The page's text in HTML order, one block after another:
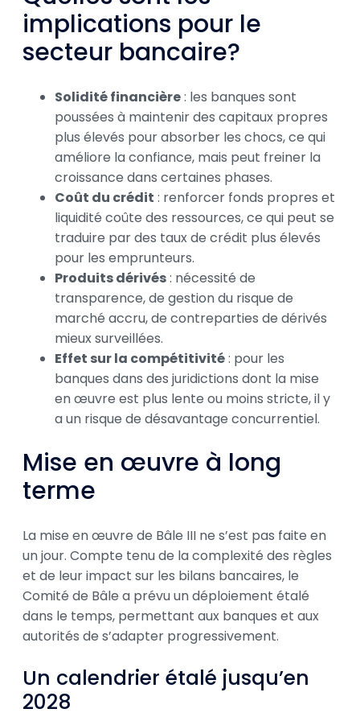
implications pour le
secteur bancaire?
Solidité financière: les banques sont
poussées à maintenir des capitaux propres
plus élevés pour absorber les chocs, ce qui
améliore la confiance, mais peut freiner la
croissance dans certaines phases.
Coût du crédit : renforcer fonds propres et
liquidité coûte des ressources, ce qui peut se
traduire par des taux de crédit plus élevés
pour les emprunteurs.
Produits dérivés: nécessité de
transparence, de gestion du risque de
marché accru, de contreparties de dérivés
mieux surveillées.
Effet sur la compétitivité: pour les
banques dans des juridictions dont la mise
en œuvre est plus lente ou moins stricte, il y
a un risque de désavantage concurrentiel.
Mise en œuvre à long
terme
La mise en œuvre de Bâle III ne s’est pas faite en
un jour. Compte tenu de la complexité des règles
et de leur impact sur les bilans bancaires, le
Comité de Bâle a prévu un déploiement étalé
dans le temps, permettant aux banques et aux
autorités de s’adapter progressivement.
Un calendrier étalé jusqu’en
2028